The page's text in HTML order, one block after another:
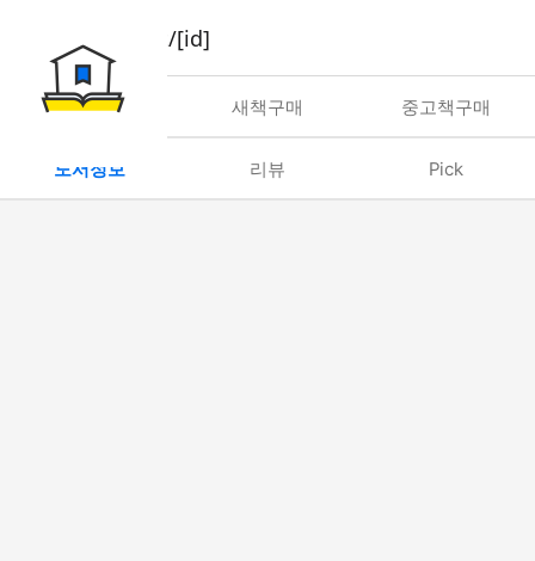
book/rent/[id]
대여 새책구매 중고책구매
도서정보 리뷰 Pick